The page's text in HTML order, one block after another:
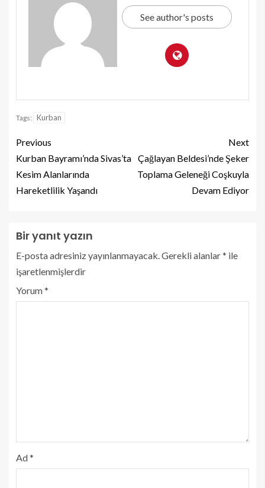
See author's posts
Tags: Kurban
Previous
Kurban Bayramı’nda Sivas’ta
Kesim Alanlarında
Hareketlilik Yaşandı
Next
Çağlayan Beldesi’nde Şeker
Toplama Geleneği Coşkuyla
Devam Ediyor
Bir yanıt yazın
E-posta adresiniz yayınlanmayacak. Gerekli alanlar* ile
işaretlenmişlerdir
Yorum*
Ad*